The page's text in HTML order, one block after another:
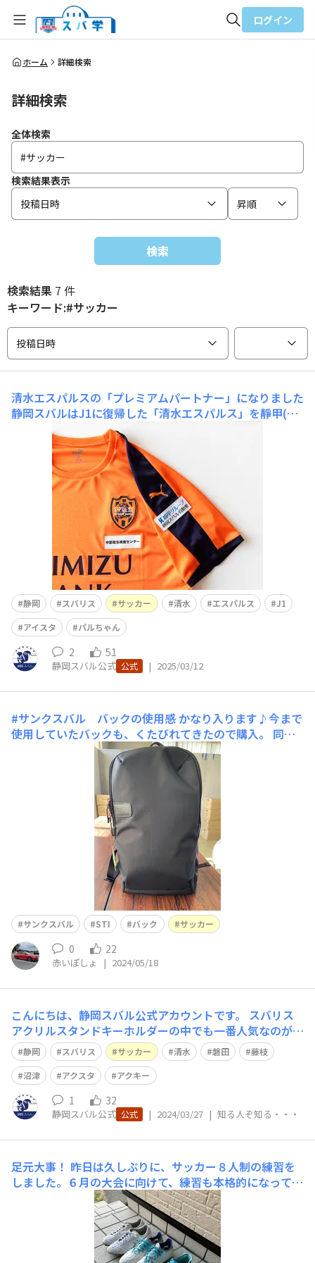
全体検索
ログイン
ホーム 詳細検索
詳細検索
全体検索
検索結果表示
投稿日時
昇順
検索
検索結果 7 件
キーワード:#サッカー
投稿日時
清水エスパルスの「プレミアムパートナー」になりました
静岡スバルはJ1に復帰した「清水エスパルス」を靜甲(株)
とともに「プレミアムパートナー」として応援していま
す。20年超に渡るサポートの中で、今年は新たに「プレミ
アムパートナー」となり、トレーニングウェア、シャツの
左袖にロゴが入ることになりました。試合前などで選手の
皆さまが着用しているのでチェックして
静岡 スバリス サッカー 清水 エスパルス
J1
アイスタ
パルちゃん
2 51
静岡スバル公式 公式 | 2025/03/12
#サンクスバル バックの使用感 かなり入ります♪今まで
使用していたバックも、くたびれてきたので購入。 同じ
物を入れても、まだまだ余裕があります。フェアの時に注
文したのですが、割引はなかったです❓担当によるのでし
ょうか？ まぁ、スタイリッシュだし仕方ないですねー♪
埼玉スバルのサッカーチケットが当たったからチャラで
サンクスバル STI バック サッカー
0 22
赤いぽしょ | 2024/05/18
こんにちは、静岡スバル公式アカウントです。 スバリス
アクリルスタンドキーホルダーの中でも一番人気なのがこ
の「サッカー」です。 ぜひサポートするチームの応援
や、遠征のお供に連れて行ってあげてください。 静岡ス
バルオンラインショップへは、こちらのリンクからどう
ぞ! https://www.shizu
静岡 スバリス サッカー 清水 磐田
藤枝
沼津
アクスタ アクキー
1 32
静岡スバル公式 公式 | 2024/03/27 | 知る人ぞ知る・・・
足元大事！ 昨日は久しぶりに、サッカー８人制の練習を
しました。６月の大会に向けて、練習も本格的になってき
ます！ランニングとサッカースパイクのメンテナンスも、
やって行こうと思います(^^)